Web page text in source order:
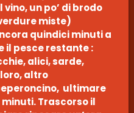
un po’ di brodo
miste)
quindici minuti a
il pesce restante :
alici, sarde,
altro
ultimare
Trascorso il